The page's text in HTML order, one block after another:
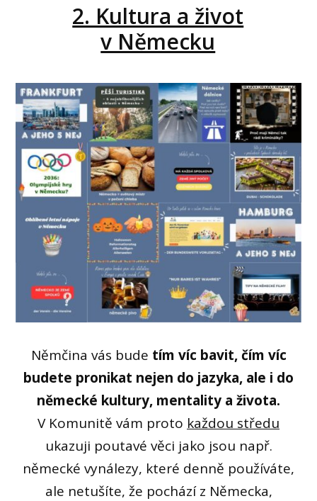
2. Kultura a život
v Německu
Němčina vás bude tím víc bavit, čím víc
budete pronikat nejen do jazyka, ale i do
německé kultury, mentality a života.
V Komunitě vám proto každou středu
ukazuji poutavé věci jako jsou např.
německé vynálezy, které denně používáte,
ale netušíte, že pochází z Německa,